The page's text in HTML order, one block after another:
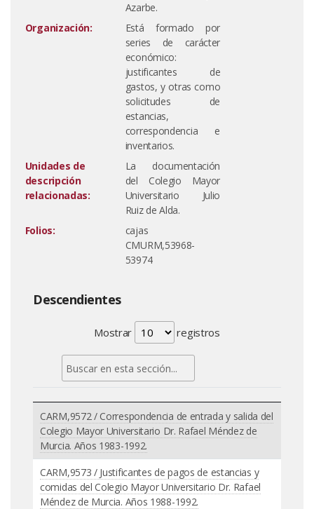
Azarbe.
Organización:
Está formado por
series de carácter
económico:
justificantes de
gastos, y otras como
solicitudes de
estancias,
correspondencia e
inventarios.
Unidades de
descripción
relacionadas:
La documentación
del Colegio Mayor
Universitario Julio
Ruiz de Alda.
Folios:
cajas
CMURM,53968-
53974
Descendientes
Mostrar registros
CARM,9572 / Correspondencia de entrada y salida del
Colegio Mayor Universitario Dr. Rafael Méndez de
Murcia. Años 1983-1992.
CARM,9573 / Justificantes de pagos de estancias y
comidas del Colegio Mayor Universitario Dr. Rafael
Méndez de Murcia. Años 1988-1992.